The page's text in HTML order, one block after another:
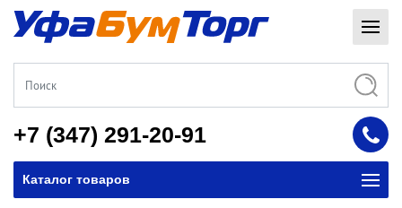
+7 (347) 291-20-91
Каталог товаров